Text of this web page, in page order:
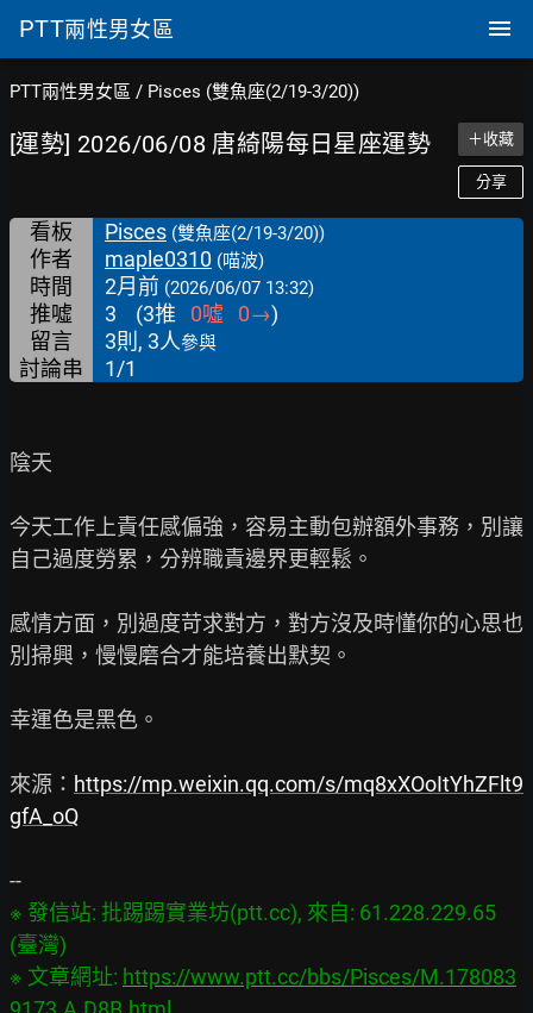
PTT兩性男女區
PTT兩性男女區 / Pisces (雙魚座(2/19-3/20))
[運勢] 2026/06/08 唐綺陽每日星座運勢 ＋收藏
分享
看板 Pisces (雙魚座(2/19-3/20))
作者 maple0310 (喵波)
時間 2月前 (2026/06/07 13:32)
推噓 3 (3推 0噓 0→)
留言
3則, 3人參與
討論串 1/1
陰天
今天工作上責任感偏強，容易主動包辦額外事務，別讓
自己過度勞累，分辨職責邊界更輕鬆。
感情方面，別過度苛求對方，對方沒及時懂你的心思也
別掃興，慢慢磨合才能培養出默契。
幸運色是黑色。
來源： https://mp.weixin.qq.com/s/mq8xXOoItYhZFlt9
gfA_oQ
※ 發信站: 批踢踢實業坊(ptt.cc), 來自: 61.228.229.65
(臺灣)
※ 文章網址: https://www.ptt.cc/bbs/Pisces/M.178083